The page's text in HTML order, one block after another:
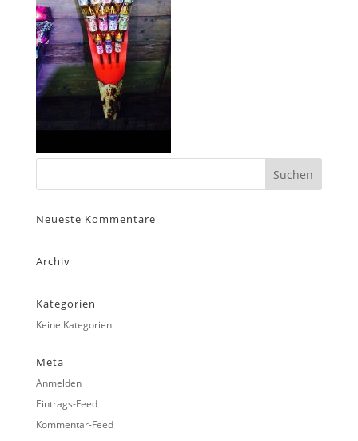
Neueste Kommentare
Archiv
Kategorien
Keine Kategorien
Meta
Anmelden
Eintrags-Feed
Kommentar-Feed